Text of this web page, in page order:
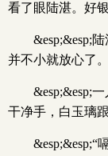
看了眼陆湛。好
&esp;&esp;
并不小就放心了。
&esp;&esp;
干净手，白玉璃
&esp;&esp;“